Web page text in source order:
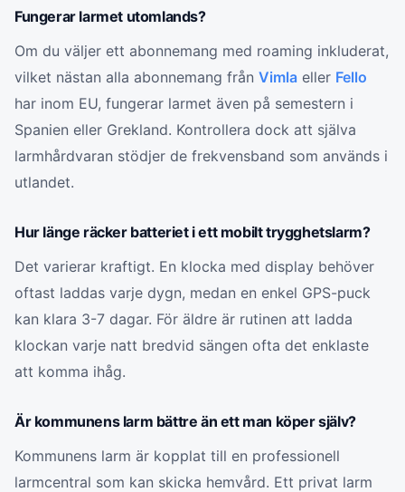
Fungerar larmet utomlands?
Om du väljer ett abonnemang med roaming inkluderat,
vilket nästan alla abonnemang från Vimla eller Fello
har inom EU, fungerar larmet även på semestern i
Spanien eller Grekland. Kontrollera dock att själva
larmhårdvaran stödjer de frekvensband som används i
utlandet.
Hur länge räcker batteriet i ett mobilt trygghetslarm?
Det varierar kraftigt. En klocka med display behöver
oftast laddas varje dygn, medan en enkel GPS-puck
kan klara 3-7 dagar. För äldre är rutinen att ladda
klockan varje natt bredvid sängen ofta det enklaste
att komma ihåg.
Är kommunens larm bättre än ett man köper själv?
Kommunens larm är kopplat till en professionell
larmcentral som kan skicka hemvård. Ett privat larm